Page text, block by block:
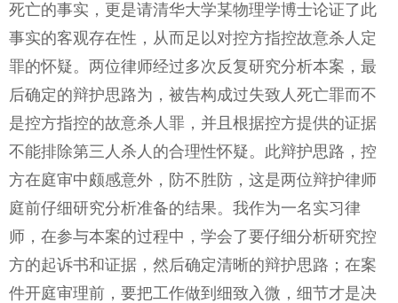
死亡的事实，更是请清华大学某物理学博士论证了此
事实的客观存在性，从而足以对控方指控故意杀人定
罪的怀疑。两位律师经过多次反复研究分析本案，最
后确定的辩护思路为，被告构成过失致人死亡罪而不
是控方指控的故意杀人罪，并且根据控方提供的证据
不能排除第三人杀人的合理性怀疑。此辩护思路，控
方在庭审中颇感意外，防不胜防，这是两位辩护律师
庭前仔细研究分析准备的结果。我作为一名实习律
师，在参与本案的过程中，学会了要仔细分析研究控
方的起诉书和证据，然后确定清晰的辩护思路；在案
件开庭审理前，要把工作做到细致入微，细节才是决